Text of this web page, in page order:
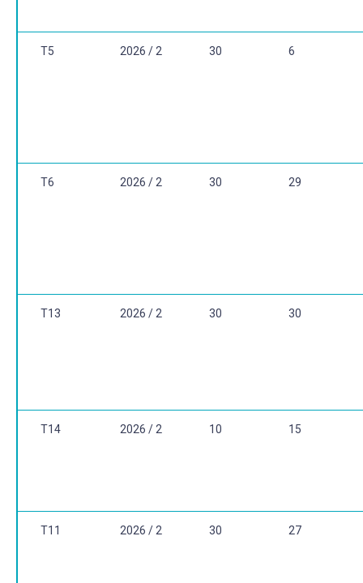
T5 2026 / 2 30 6
T6 2026 / 2 30 29
T13 2026 / 2 30 30
T14 2026 / 2 10 15
T11 2026 / 2 30 27